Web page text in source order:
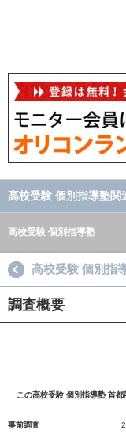
高校受験 個別指導塾関
高校受験 個別指導塾
高校受験 個別指
調査概要
この高校受験 個別指導塾 首
事前調査